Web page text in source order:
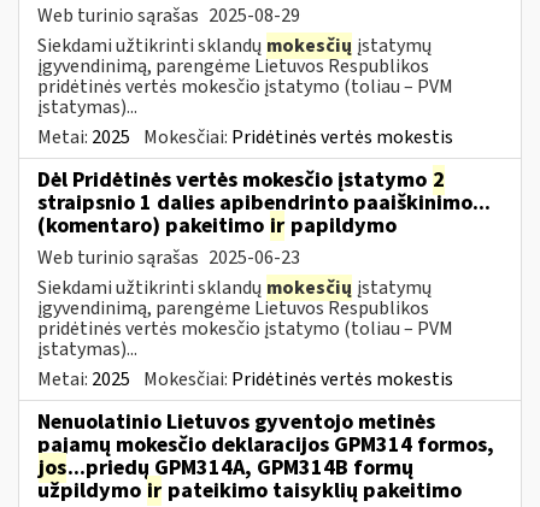
Web turinio sąrašas 2025-08-29
Siekdami užtikrinti sklandų mokesčių įstatymų
įgyvendinimą, parengėme Lietuvos Respublikos
pridėtinės vertės mokesčio įstatymo (toliau – PVM
įstatymas)...
Metai: 2025 Mokesčiai: Pridėtinės vertės mokestis
Dėl Pridėtinės vertės mokesčio įstatymo 2
straipsnio 1 dalies apibendrinto paaiškinimo...
(komentaro) pakeitimo ir papildymo
Web turinio sąrašas 2025-06-23
Siekdami užtikrinti sklandų mokesčių įstatymų
įgyvendinimą, parengėme Lietuvos Respublikos
pridėtinės vertės mokesčio įstatymo (toliau – PVM
įstatymas)...
Metai: 2025 Mokesčiai: Pridėtinės vertės mokestis
Nenuolatinio Lietuvos gyventojo metinės
pajamų mokesčio deklaracijos GPM314 formos,
jos...priedų GPM314A, GPM314B formų
užpildymo ir pateikimo taisyklių pakeitimo